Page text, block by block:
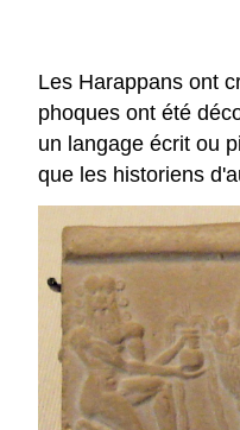
Les Harappans ont
phoques ont été
un langage écrit ou
que les historiens